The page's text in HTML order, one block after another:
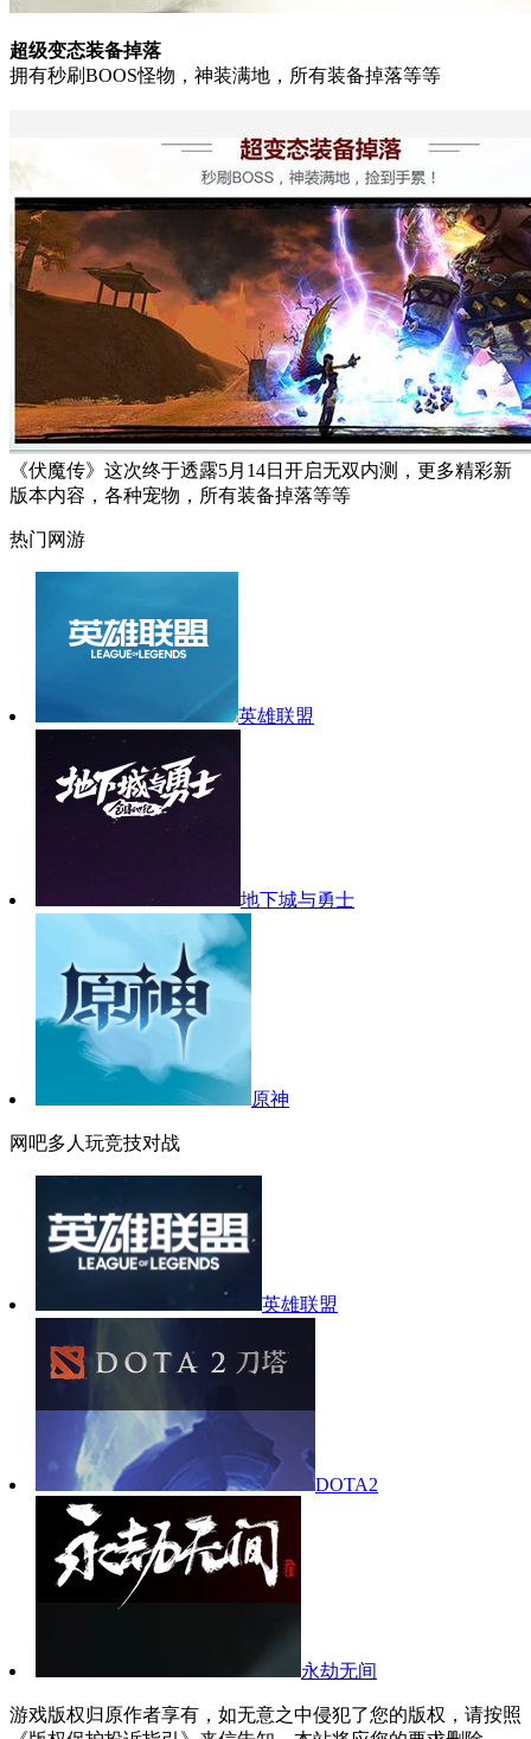
超级变态装备掉落
拥有秒刷BOOS怪物，神装满地，所有装备掉落等等
《伏魔传》这次终于透露5月14日开启无双内测，更多精彩新
版本内容，各种宠物，所有装备掉落等等
热门网游
英雄联盟
地下城与勇士
原神
网吧多人玩竞技对战
英雄联盟
DOTA2
永劫无间
游戏版权归原作者享有，如无意之中侵犯了您的版权，请按照